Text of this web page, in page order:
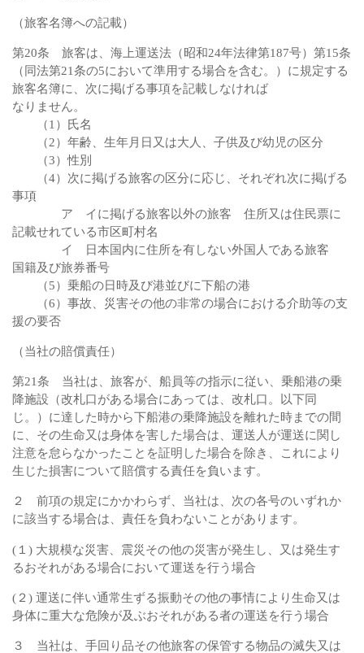
（旅客名簿への記載）
第20条 旅客は、海上運送法（昭和24年法律第187号）第15条
（同法第21条の5において準用する場合を含む。）に規定する
旅客名簿に、次に掲げる事項を記載しなければ
なりません。
（1）氏名
（2）年齢、生年月日又は大人、子供及び幼児の区分
（3）性別
（4）次に掲げる旅客の区分に応じ、それぞれ次に掲げる
事項
ア イに掲げる旅客以外の旅客 住所又は住民票に
記載せれている市区町村名
イ 日本国内に住所を有しない外国人である旅客
国籍及び旅券番号
（5）乗船の日時及び港並びに下船の港
（6）事故、災害その他の非常の場合における介助等の支
援の要否
（当社の賠償責任）
第21条 当社は、旅客が、船員等の指示に従い、乗船港の乗
降施設（改札口がある場合にあっては、改札口。以下同
じ。）に達した時から下船港の乗降施設を離れた時までの間
に、その生命又は身体を害した場合は、運送人が運送に関し
注意を怠らなかったことを証明した場合を除き、これにより
生じた損害について賠償する責任を負います。
２ 前項の規定にかかわらず、当社は、次の各号のいずれか
に該当する場合は、責任を負わないことがあります。
(１) 大規模な災害、震災その他の災害が発生し、又は発生す
るおそれがある場合において運送を行う場合
(２) 運送に伴い通常生ずる振動その他の事情により生命又は
身体に重大な危険が及ぶおそれがある者の運送を行う場合
３ 当社は、手回り品その他旅客の保管する物品の滅失又は